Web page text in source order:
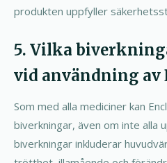
produkten uppfyller
5. Vilka
vid användning av
Som med alla mediciner kan
biverkningar, även om inte alla
biverkningar inkluderar